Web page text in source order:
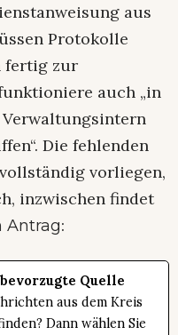
aus
Protokolle
fertig zur
auch „in
Die fehlenden
vorliegen,
inzwischen findet
Antrag:
Quelle
aus dem Kreis
Dann wählen Sie